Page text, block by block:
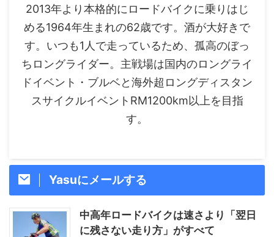
2013年より本格的にロードバイクに乗りはじ
める1964年生まれの62歳です。酒が大好きで
す。いつも1人で走っているため、孤高のぼっ
ちロングライダー。主戦場は国内のロングライ
ドイベント・ブルベと海外超ロングディスタン
スサイクルイベントRM1200km以上を目指
す。
Yasuにメールする
中高年ロードバイクは速さより「翌日
に残さない走り方」がすべて